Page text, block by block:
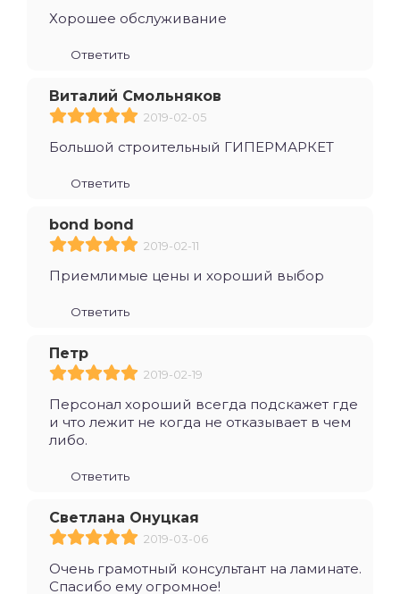
Хорошее обслуживание
Ответить
Виталий Смольняков
2019-02-05
Большой строительный ГИПЕРМАРКЕТ
Ответить
bond bond
2019-02-11
Приемлимые цены и хороший выбор
Ответить
Петр
2019-02-19
Персонал хороший всегда подскажет где
и что лежит не когда не отказывает в чем
либо.
Ответить
Светлана Онуцкая
2019-03-06
Очень грамотный консультант на ламинате.
Спасибо ему огромное!